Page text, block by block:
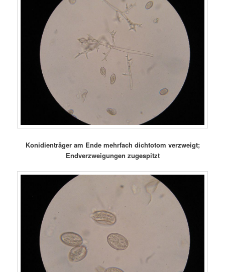
Konidienträger am Ende mehrfach dichtotom verzweigt;
Endverzweigungen zugespitzt